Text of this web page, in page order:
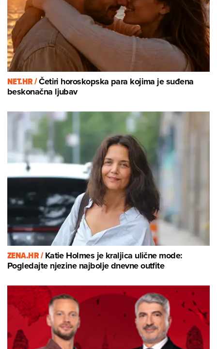
NET.HR /Četiri horoskopska para kojima je suđena
beskonačna ljubav
ZENA.HR /Katie Holmes je kraljica ulične mode:
Pogledajte njezine najbolje dnevne outfite